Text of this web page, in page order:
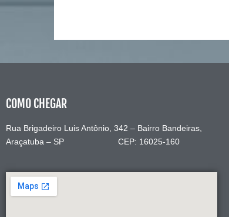
COMO CHEGAR
Rua Brigadeiro Luis Antônio, 342 – Bairro Bandeiras,
Araçatuba – SP CEP: 16025-160